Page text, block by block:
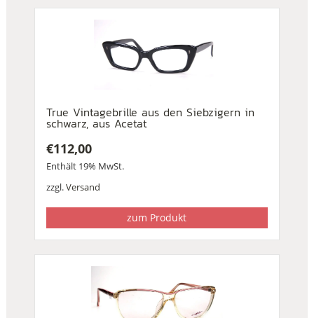
True Vintagebrille aus den Siebzigern in
schwarz, aus Acetat
€112,00
Enthält 19% MwSt.
zzgl.Versand
zum Produkt